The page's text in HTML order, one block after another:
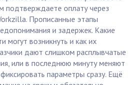
подтверждаете оплату через
Прописанные этапы
и задержек. Какие
могут возникнуть и как их
дают слишком расплывчатые
или в последнюю минуту меняют
параметры сразу. Ещё